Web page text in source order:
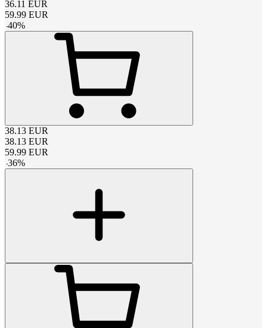
36.11 EUR
59.99 EUR
-40%
38.13 EUR
38.13 EUR
59.99 EUR
-36%